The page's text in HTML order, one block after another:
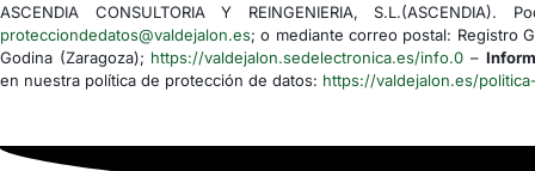
ASCENDIA CONSULTORIA Y REINGENIERIA,
protecciondedatos@valdejalon.es; o mediante correo postal: Registro
Godina (Zaragoza); https://valdejalon.sedelectronica.es/info.0 –
en nuestra política de protección de datos: https://valdejalon.es/